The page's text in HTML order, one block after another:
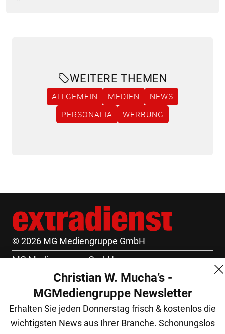
WEITERE THEMEN
ALLGEMEIN MEDIEN
NEWS
PERSONALIA
WERBUNG
© 2026 MG Mediengruppe GmbH
MG Mediengruppe GmbH
Burgring 1/7
1010 Wien
+43 (1) 522 14 14
Christian W. Mucha’s -
MGMediengruppe Newsletter
Erhalten Sie jeden Donnerstag frisch & kostenlos die
wichtigsten News aus Ihrer Branche. Schonungslos